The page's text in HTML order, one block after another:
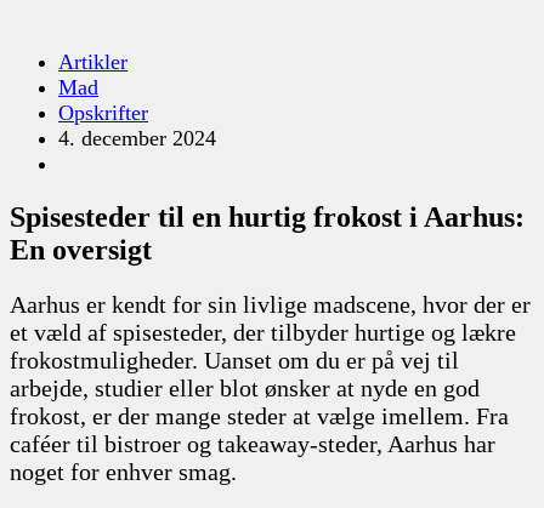
Artikler
Mad
Opskrifter
4. december 2024
Spisesteder til en hurtig frokost i Aarhus:
En oversigt
Aarhus er kendt for sin livlige madscene, hvor der er
et væld af spisesteder, der tilbyder hurtige og lækre
frokostmuligheder. Uanset om du er på vej til
arbejde, studier eller blot ønsker at nyde en god
frokost, er der mange steder at vælge imellem. Fra
caféer til bistroer og takeaway-steder, Aarhus har
noget for enhver smag.